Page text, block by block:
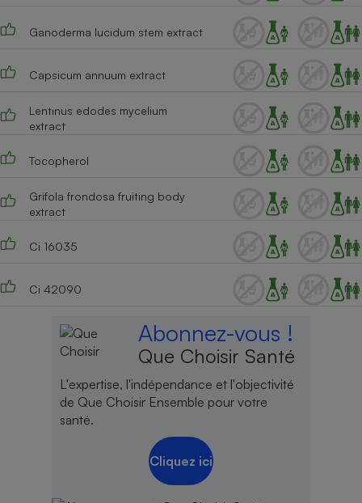
Ganoderma lucidum stem extract
Capsicum annuum extract
Lentinus edodes mycelium
extract
Tocopherol
Grifola frondosa fruiting body
extract
Ci 16035
Ci 42090
Abonnez-vous !
Que Choisir Santé
L'expertise, l'indépendance et l'objectivité
de Que Choisir Ensemble pour votre
santé.
Cliquez ici